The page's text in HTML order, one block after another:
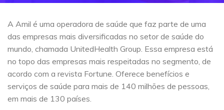
A Amil é uma operadora de saúde que faz parte de uma
das empresas mais diversificadas no setor de saúde do
mundo, chamada UnitedHealth Group. Essa empresa está
no topo das empresas mais respeitadas no segmento, de
acordo com a revista Fortune. Oferece benefícios e
serviços de saúde para mais de 140 milhões de pessoas,
em mais de 130 países.